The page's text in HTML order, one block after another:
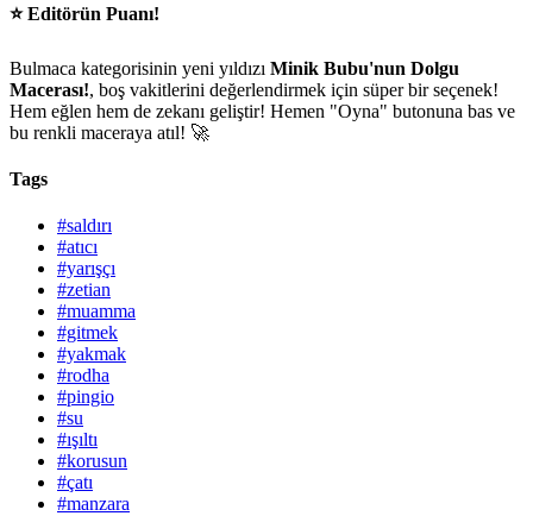
⭐ Editörün Puanı!
Bulmaca kategorisinin yeni yıldızı Minik Bubu'nun Dolgu
Macerası!, boş vakitlerini değerlendirmek için süper bir seçenek!
Hem eğlen hem de zekanı geliştir! Hemen "Oyna" butonuna bas ve
bu renkli maceraya atıl! 🚀
Tags
#saldırı
#atıcı
#yarışçı
#zetian
#muamma
#gitmek
#yakmak
#rodha
#pingio
#su
#ışıltı
#korusun
#çatı
#manzara